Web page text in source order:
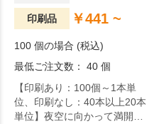
印刷品 ￥441 ~
100 個の場合 (税込)
最低ご注文数： 40 個
【印刷あり：100個～1本単
位、印刷なし：40本以上20本
単位】夜空に向かって満開に